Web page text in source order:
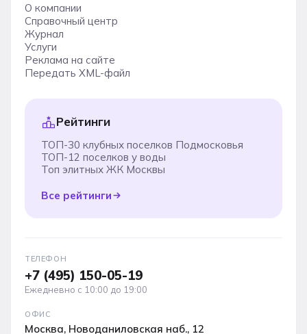
О компании
Справочный центр
Журнал
Услуги
Реклама на сайте
Передать XML-файл
Рейтинги
ТОП-30 клубных поселков Подмосковья
ТОП-12 поселков у воды
Топ элитных ЖК Москвы
Все рейтинги
ТЕЛЕФОН
+7 (495) 150-05-19
Ежедневно с 10:00 до 19:00
ОФИС
Москва, Новоданиловская наб., 12